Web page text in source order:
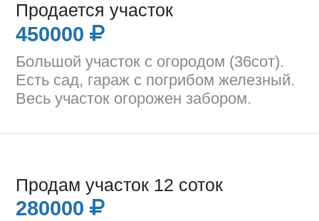
Продается участок
450000
Большой участок с огородом (36сот).
Есть сад, гараж с погрибом железный.
Весь участок огорожен забором.
Продам участок 12 соток
280000